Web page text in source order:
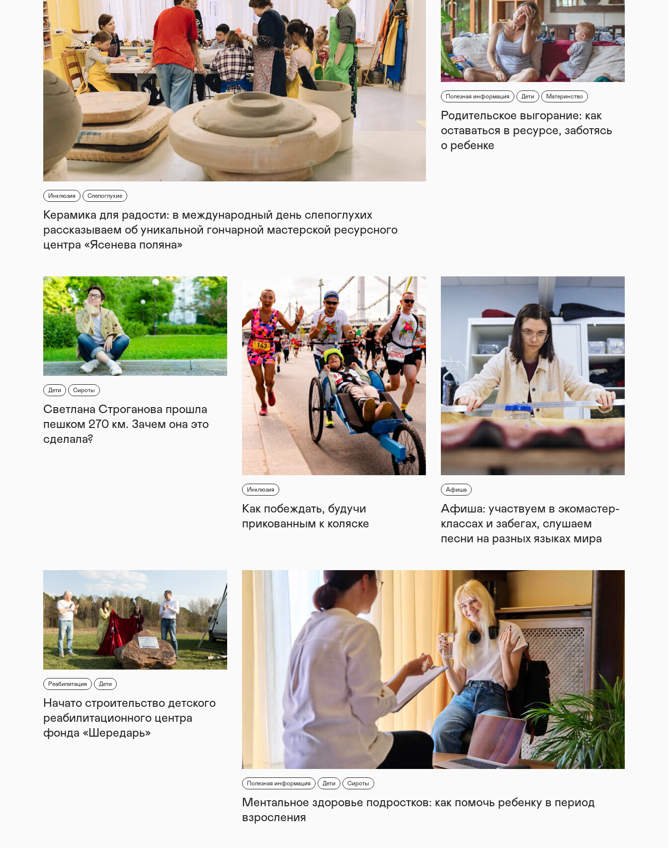
Инклюзия Слепоглухие
Керамика для радости: в международный день слепоглухих
рассказываем об уникальной гончарной мастерской ресурсного
центра «Ясенева поляна»
Полезная информация Дети Материнство
Родительское выгорание: как
оставаться в ресурсе, заботясь
о ребенке
Дети Сироты
Светлана Строганова прошла
пешком 270 км. Зачем она это
сделала?
Инклюзия
Как побеждать, будучи
прикованным к коляске
Афиша
Афиша: участвуем в экомастер-
классах и забегах, слушаем
песни на разных языках мира
Реабилитация Дети
Начато строительство детского
реабилитационного центра
фонда «Шередарь»
Полезная информация Дети Сироты
Ментальное здоровье подростков: как помочь ребенку в период
взросления